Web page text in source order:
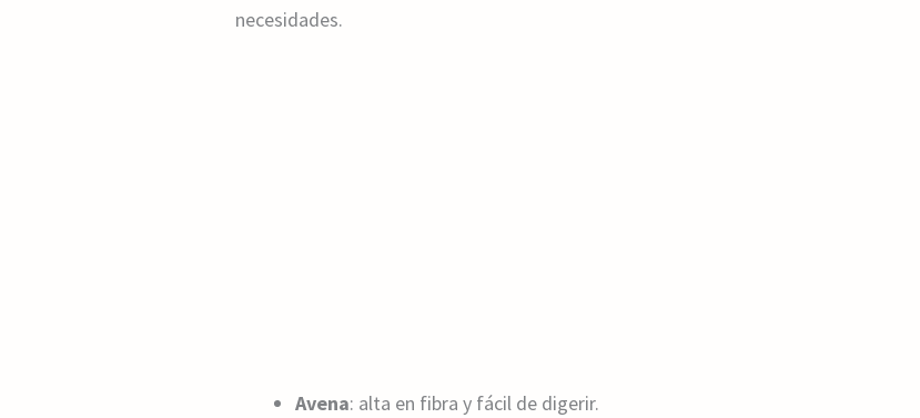
necesidades.
Avena: alta en fibra y fácil de digerir.